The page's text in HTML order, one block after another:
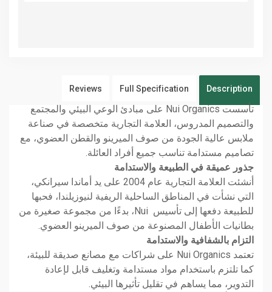
Description
Full Specification
Reviews
تأسست Nui Organics على مبادئ الوعي البيئي والمجتمع
والتصميم المدروس، العلامة التجارية متخصصة في صناعة
ملابس عالية الجودة من صوف الميرينو والقطن العضوي، مع
تصاميم مستدامة تناسب جميع أفراد العائلة.
جذور عميقة في الطبيعة والاستدامة
أنشئت العلامة التجارية عام 2004 على يد أماندا سيرانكي،
التي نشأت في المناطق الساحلية الريفية لنيوزيلندا، فحبها
للطبيعة دفعها إلى تأسيس Nui، بدءًا من مجموعة صغيرة من
بطانيات الأطفال المصنوعة من صوف الميرينو العضوي.
التزام بالشفافية والاستدامة
تعتمد Nui Organics على شراكات مع مصانع صديقة للبيئة،
كما تلتزم باستخدام مواد مستدامة وتغليف قابل لإعادة
التدوير، مما يساهم في تقليل تأثيرها البيئي.